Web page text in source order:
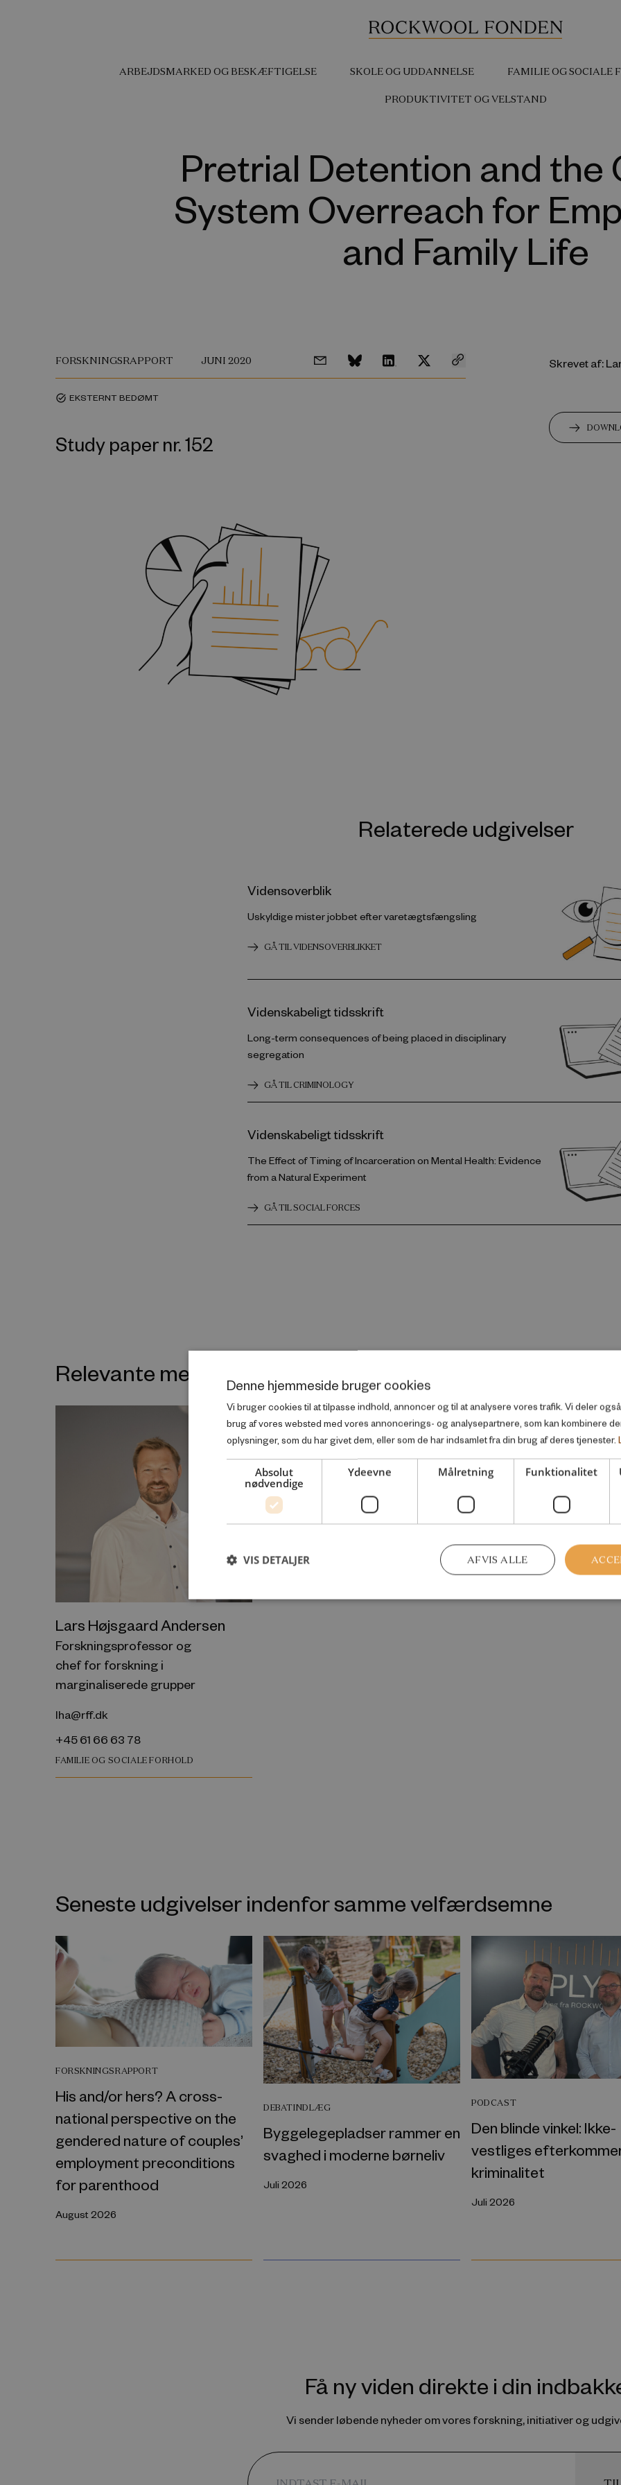
ARBEJDSMARKED OG BESKÆFTIGELSE SKOLE OG UDDANNELSE FAMILIE OG SOCIALE
PRODUKTIVITET OG VELSTAND
Pretrial Detention and the
System Overreach for
and Family Life
FORSKNINGSRAPPORT JUNI 2020
task_alt EKSTERNT BEDØMT
Study paper nr. 152
Skrevet af:
Relaterede udgivelser
Vidensoverblik
Uskyldige mister jobbet efter varetægtsfængsling
GÅ TIL VIDENSOVERBLIKKET
Videnskabeligt tidsskrift
Long-term consequences of being placed in disciplinary
segregation
GÅ TIL CRIMINOLOGY
Videnskabeligt tidsskrift
The Effect of Timing of Incarceration on Mental Health: Evidence
from a Natural Experiment
GÅ TIL SOCIAL FORCES
Relevante medarbejdere
Lars Højsgaard Andersen
Forskningsprofessor og
chef for forskning i
marginaliserede grupper
lha@rff.dk
+45 61 66 63 78
FAMILIE OG SOCIALE FORHOLD
Seneste udgivelser indenfor samme velfærdsemne
FORSKNINGSRAPPORT
His and/or hers? A cross-
national perspective on the
gendered nature of couples’
employment preconditions
for parenthood
August 2026
DEBATINDLÆG
Byggelegepladser rammer en
svaghed i moderne børneliv
Juli 2026
PODCAST
Den blinde vinkel: Ikke-
vestliges
kriminalitet
Juli 2026
Få ny viden direkte i din
Vi sender løbende nyheder om vores forskning, initiativer og
Denne hjemmeside bruger cookies
Vi bruger cookies til at tilpasse indhold, annoncer og til at analysere vores trafik. Vi deler
brug af vores websted med vores annoncerings- og analysepartnere, som kan kombinere
oplysninger, som du har givet dem, eller som de har indsamlet fra din brug af deres tjenester.
Absolut
nødvendige
Ydeevne Målretning Funktionalitet
AFVIS ALLE
VIS DETALJER